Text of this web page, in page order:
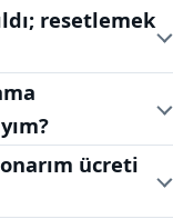
resetlemek
ücreti